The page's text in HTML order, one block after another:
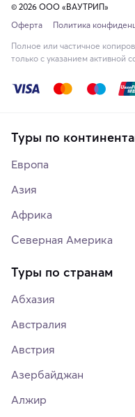
© 2026 ООО «ВАУТРИП»
Оферта
Политика
Полное или частичное
только с указанием активной
Туры по
Европа
Азия
Африка
Северная Америка
Туры по странам
Абхазия
Австралия
Австрия
Азербайджан
Алжир